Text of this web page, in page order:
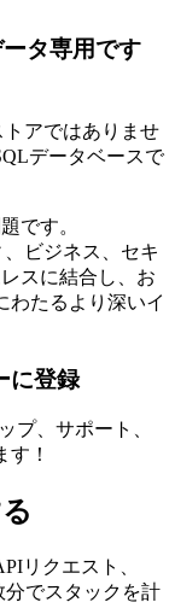
タ専用です
トアではありませ
データベースで
です。
ビジネス、セキ
スに結合し、お
わたるより深いイ
に登録
プ、サポート、
！
リクエスト、
分でスタックを計